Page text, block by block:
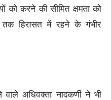
को करने की सीमित क्षमता को
हिरासत में रहने के गंभीर
वाले अधिवक्ता नादकर्णी ने भी